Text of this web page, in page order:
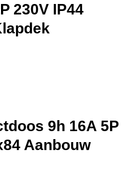
230V IP44
9h 16A 5P
Aanbouw